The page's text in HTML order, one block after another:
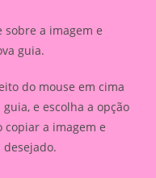
sobre a imagem e
guia.
do mouse em cima
e escolha a opção
copiar a imagem e
desejado.